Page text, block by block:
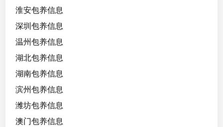
淮安包养信息
深圳包养信息
温州包养信息
湖北包养信息
湖南包养信息
滨州包养信息
潍坊包养信息
澳门包养信息